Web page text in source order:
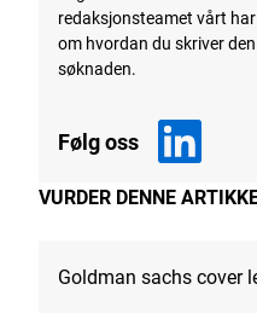
redaksjonsteamet vårt
om hvordan du skriver
søknaden.
Følg oss
VURDER DENNE
Goldman sachs cover